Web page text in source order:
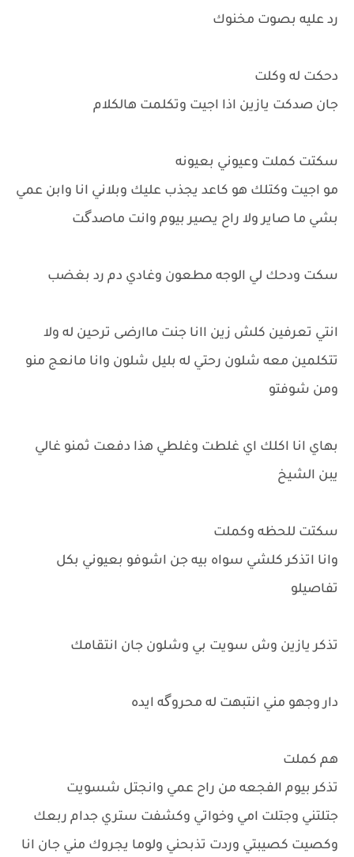
رد عليه بصوت مخنوك
دحكت له وكلت
جان صدكت يازين اذا اجيت وتكلمت هالكلام
سكتت كملت وعيوني بعيونه
مو اجيت وكتلك هو كاعد يجذب عليك وبلاني انا وابن عمي
بشي ما صاير ولا راح يصير بيوم وانت ماصدگت
سكت ودحك لي الوجه مطعون وغادي دم رد بغضب
انتي تعرفين كلش زين اانا جنت ماارضى ترحين له ولا
تتكلمين معه شلون رحتي له بليل شلون وانا مانعج منو
ومن شوفتو
بهاي انا اكلك اي غلطت وغلطي هذا دفعت ثمنو غالي
يبن الشيخ
سكتت للحظه وكملت
وانا اتذكر كلشي سواه بيه جن اشوفو بعيوني بكل
تفاصيلو
تذكر يازين وش سويت بي وشلون جان انتقامك
دار وجهو مني انتبهت له محروگه ايده
هم كملت
تذكر بيوم الفجعه من راح عمي وانجتل شسويت
جتلتني وجتلت امي وخواتي وكشفت ستري جدام ربعك
وكصيت كصيبتي وردت تذبحني ولوما يجروك مني جان انا